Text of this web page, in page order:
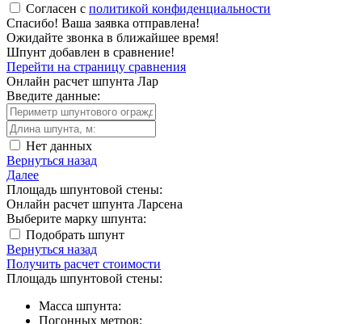
Согласен с политикой конфиденциальности
Спасибо! Ваша заявка отправлена!
Ожидайте звонка в ближайшее время!
Шпунт добавлен в сравнение!
Перейти на страницу сравнения
Онлайн расчет шпунта Лар
Введите данные:
Нет данных
Вернуться назад
Далее
Площадь шпунтовой стены:
Онлайн расчет шпунта Ларсена
Выберите марку шпунта:
Подобрать шпунт
Вернуться назад
Получить расчет стоимости
Площадь шпунтовой стены:
Масса шпунта:
Погонных метров: